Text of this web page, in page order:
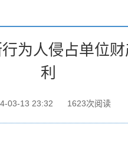
为人侵占单位
利
03-13 23:32 1623次阅读